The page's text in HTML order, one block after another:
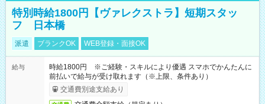
特別時給1800円【ヴァレクストラ】短期スタッ
フ 日本橋
派遣 ブランクOK WEB登録・面接OK
給与
時給1800円 ※ご経験・スキルにより優遇 スマホでかんたんに
前払いで給与が受け取れます（※上限、条件あり）
交通費別途支給あり